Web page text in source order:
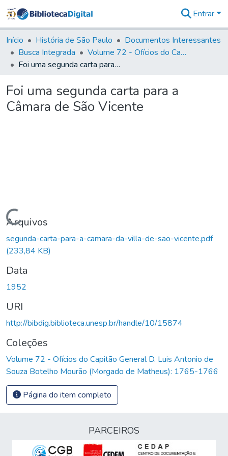
&
Coleções
Tudo na
Biblioteca
Estatísticas
Entrar
Início História de São Paulo
Documentos Interessantes
Busca Integrada
Volume 72 - Ofícios do Capitão General D. Luis Antonio de Souza Botelho Mourão (Morgado de Matheus): 1765-1766
Foi uma segunda carta para a Câmara de São Vicente
Foi uma segunda carta para a
Câmara de São Vicente
Carregando...
Arquivos
segunda-carta-para-a-camara-da-villa-de-sao-vicente.pdf
(233,84 KB)
Data
1952
URI
http://bibdig.biblioteca.unesp.br/handle/10/15874
Coleções
Volume 72 - Ofícios do Capitão General D. Luis Antonio de
Souza Botelho Mourão (Morgado de Matheus): 1765-1766
Página do item completo
PARCEIROS